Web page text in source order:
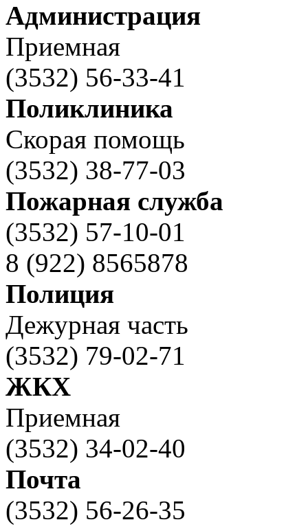
Администрация
Приемная
(3532) 56-33-41
Поликлиника
Скорая помощь
(3532) 38-77-03
Пожарная служба
(3532) 57-10-01
8 (922) 8565878
Полиция
Дежурная часть
(3532) 79-02-71
ЖКХ
Приемная
(3532) 34-02-40
Почта
(3532) 56-26-35